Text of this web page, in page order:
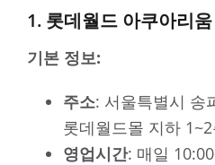
1. 롯데월드 아쿠아리움
기본 정보:
주소: 서울특별시 송
롯데월드몰 지하
영업시간: 매일